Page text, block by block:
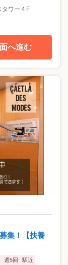
タワー４F
へ進む
集！【扶養
週5回 駅近